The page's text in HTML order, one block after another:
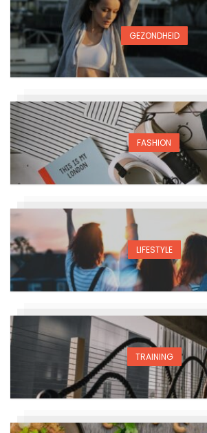
GEZONDHEID
FASHION
LIFESTYLE
TRAINING